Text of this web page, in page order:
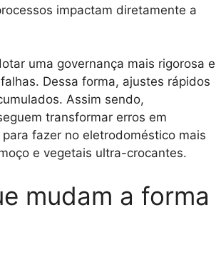
impactam diretamente a
uma governança mais rigorosa e
Dessa forma, ajustes rápidos
Assim sendo,
transformar erros em
fazer no eletrodoméstico mais
e vegetais ultra-crocantes.
mudam a forma